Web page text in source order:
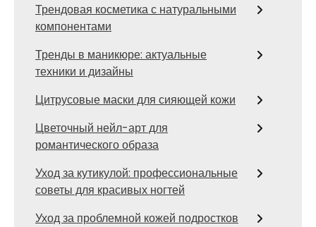
Трендовая косметика с натуральными
компонентами
Тренды в маникюре: актуальные
техники и дизайны
Цитрусовые маски для сияющей кожи
Цветочный нейл-арт для
романтического образа
Уход за кутикулой: профессиональные
советы для красивых ногтей
Уход за проблемной кожей подростков